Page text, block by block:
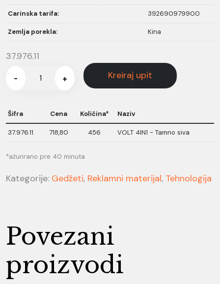
Carinska tarifa: 392690979900
Zemlja porekla: Kina
37.976.11
- + Kreiraj upit
Šifra Cena Količina* Naziv
37.976.11 718,80 456 VOLT 4IN1 - Tamno siva
*ažurirano pre 40 minuta
Kategorije: Gedžeti, Reklamni materijal, Tehnologija
Povezani
proizvodi